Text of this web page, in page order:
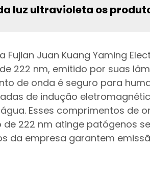
luz ultravioleta os
Fujian Juan Kuang Yaming
222 nm, emitido por suas
de onda é seguro para
de indução
Esses comprimentos
222 nm atinge patógenos
da empresa garantem